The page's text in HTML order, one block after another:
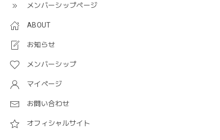
メンバーシップページ
ABOUT
お知らせ
メンバーシップ
マイページ
お問い合わせ
オフィシャルサイト